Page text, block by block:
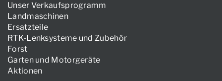
Unser Verkaufsprogramm
Landmaschinen
Ersatzteile
RTK-Lenksysteme und Zubehör
Forst
Garten und Motorgeräte
Aktionen